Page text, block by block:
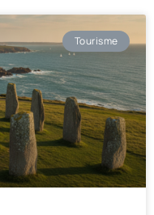
Tourisme